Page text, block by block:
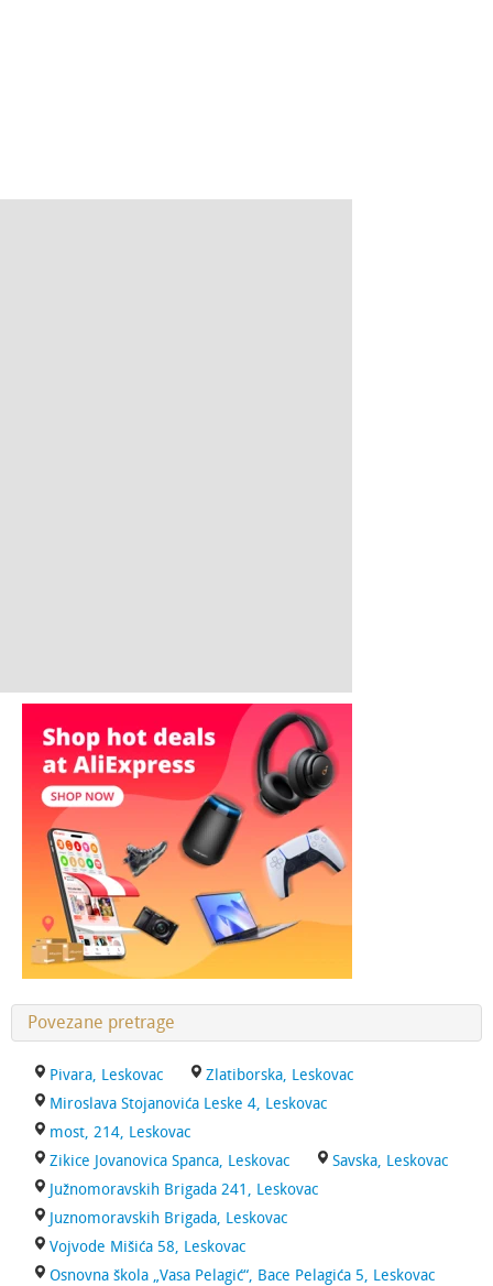
Povezane pretrage
Pivara, Leskovac
Zlatiborska, Leskovac
Miroslava Stojanovića Leske 4, Leskovac
most, 214, Leskovac
Zikice Jovanovica Spanca, Leskovac
Savska, Leskovac
Južnomoravskih Brigada 241, Leskovac
Juznomoravskih Brigada, Leskovac
Vojvode Mišića 58, Leskovac
Osnovna škola „Vasa Pelagić“, Bace Pelagića 5, Leskovac